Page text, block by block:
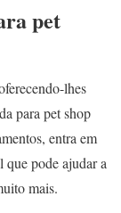
pet
lhes
para pet shop
entra em
pode ajudar a
mais.